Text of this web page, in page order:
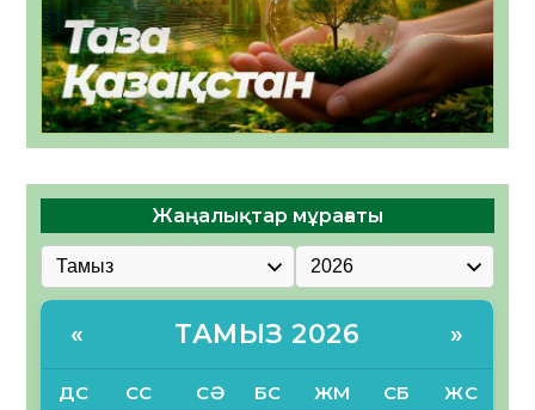
Жаңалықтар мұрағаты
« ТАМЫЗ 2026 »
ДС СС СӘ БС ЖМ СБ ЖС